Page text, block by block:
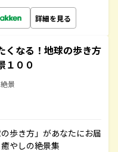
詳細を見る
くなる！地球の歩き方
１００
景
歩き方」があなたにお届
やしの絶景集